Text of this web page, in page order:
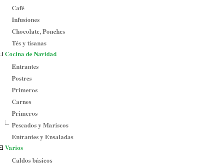
Café
Infusiones
Chocolate, Ponches
Tés y tisanas
Cocina de Navidad
Entrantes
Postres
Primeros
Carnes
Primeros
Pescados y Mariscos
Entrantes y Ensaladas
Varios
Caldos básicos